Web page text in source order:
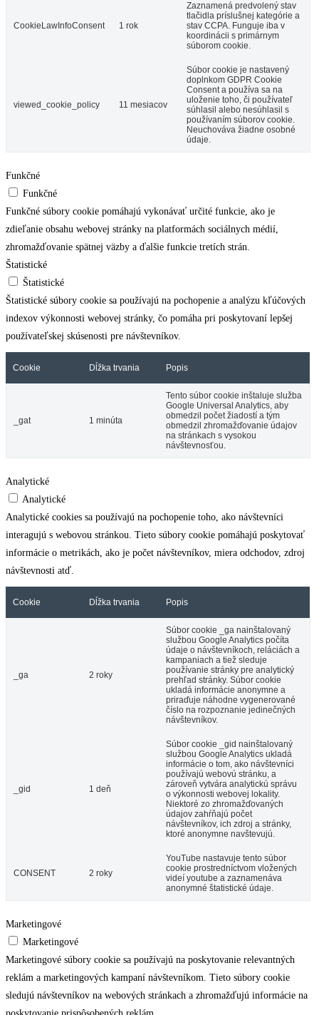
CookieLawInfoConsent 1 rok
Zaznamená predvolený stav
tlačidla príslušnej kategórie a
stav CCPA. Funguje iba v
koordinácii s primárnym
súborom cookie.
viewed_cookie_policy 11 mesiacov
Súbor cookie je nastavený
doplnkom GDPR Cookie
Consent a používa sa na
uloženie toho, či používateľ
súhlasil alebo nesúhlasil s
používaním súborov cookie.
Neuchováva žiadne osobné
údaje.
Funkčné
Funkčné
Funkčné súbory cookie pomáhajú vykonávať určité funkcie, ako je
zdieľanie obsahu webovej stránky na platformách sociálnych médií,
zhromažďovanie spätnej väzby a ďalšie funkcie tretích strán.
Štatistické
Štatistické
Štatistické súbory cookie sa používajú na pochopenie a analýzu kľúčových
indexov výkonnosti webovej stránky, čo pomáha pri poskytovaní lepšej
používateľskej skúsenosti pre návštevníkov.
Cookie Dĺžka trvania Popis
_gat 1 minúta
Tento súbor cookie inštaluje služba
Google Universal Analytics, aby
obmedzil počet žiadostí a tým
obmedzil zhromažďovanie údajov
na stránkach s vysokou
návštevnosťou.
Analytické
Analytické
Analytické cookies sa používajú na pochopenie toho, ako návštevníci
interagujú s webovou stránkou. Tieto súbory cookie pomáhajú poskytovať
informácie o metrikách, ako je počet návštevníkov, miera odchodov, zdroj
návštevnosti atď.
Cookie Dĺžka trvania Popis
_ga 2 roky
Súbor cookie _ga nainštalovaný
službou Google Analytics počíta
údaje o návštevníkoch, reláciách a
kampaniach a tiež sleduje
používanie stránky pre analytický
prehľad stránky. Súbor cookie
ukladá informácie anonymne a
priraďuje náhodne vygenerované
číslo na rozpoznanie jedinečných
návštevníkov.
_gid 1 deň
Súbor cookie _gid nainštalovaný
službou Google Analytics ukladá
informácie o tom, ako návštevníci
používajú webovú stránku, a
zároveň vytvára analytickú správu
o výkonnosti webovej lokality.
Niektoré zo zhromažďovaných
údajov zahŕňajú počet
návštevníkov, ich zdroj a stránky,
ktoré anonymne navštevujú.
CONSENT 2 roky
YouTube nastavuje tento súbor
cookie prostredníctvom vložených
videí youtube a zaznamenáva
anonymné štatistické údaje.
Marketingové
Marketingové
Marketingové súbory cookie sa používajú na poskytovanie relevantných
reklám a marketingových kampaní návštevníkom. Tieto súbory cookie
sledujú návštevníkov na webových stránkach a zhromažďujú informácie na